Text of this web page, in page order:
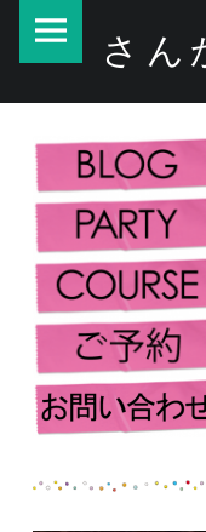
DRINK – さんかく 三宮店
さん